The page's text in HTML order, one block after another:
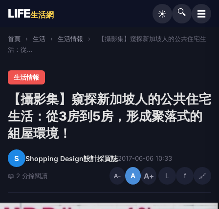
LIFE生活網 ☀️ 🔍 ☰
首頁 › 生活 › 生活情報 ›
【攝影集】窺探新加坡人的公共住宅生
活：從...
生活情報
【攝影集】窺探新加坡人的公共住宅
生活：從3房到5房，形成聚落式的
組屋環境！
S Shopping Design設計採買誌2017-06-06 10:33
📖 2 分鐘閱讀 A− A A+ L f 🔗